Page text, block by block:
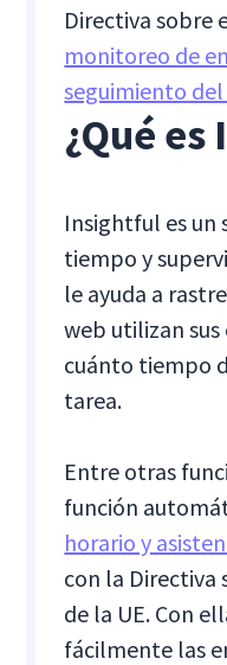
Directiva sobre
monitoreo de
seguimiento
¿Qué
Insightful es un
tiempo y
le ayuda a
web utilizan
cuánto tiempo
tarea.
Entre otras
función
horario y
con la
de la UE. Con
fácilmente las